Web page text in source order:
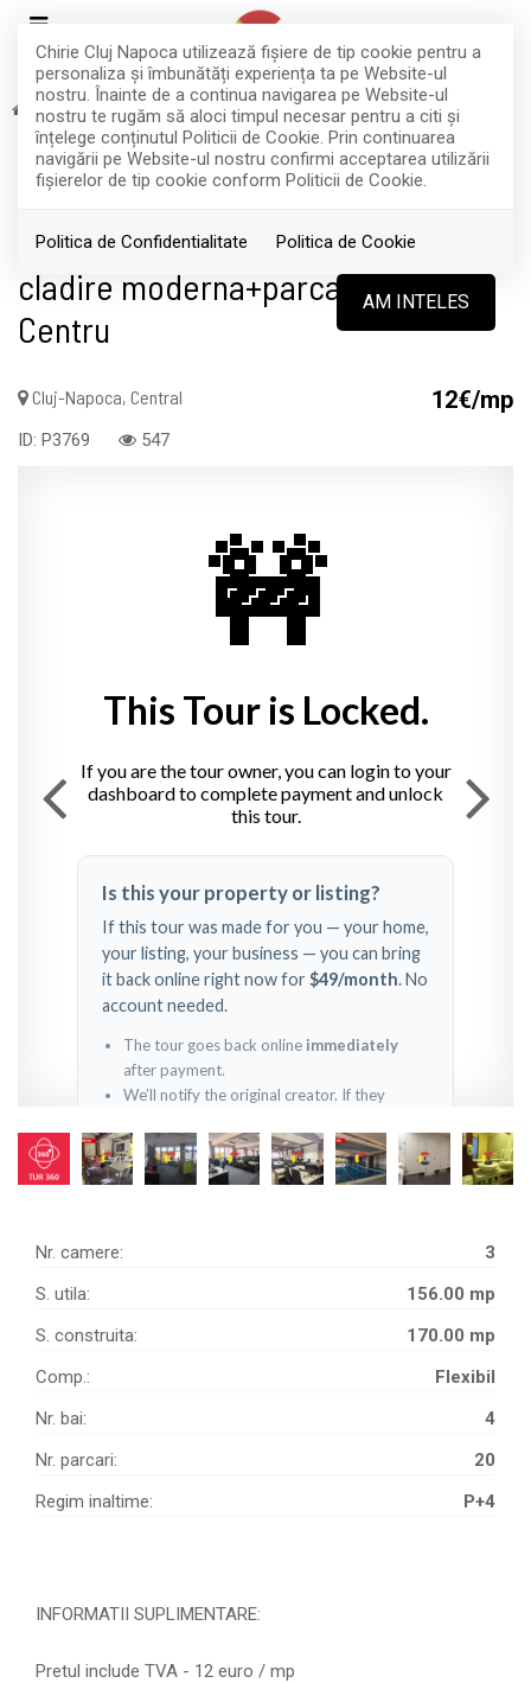
Chirie Cluj Napoca utilizează fişiere de tip cookie pentru a
personaliza și îmbunătăți experiența ta pe Website-ul
nostru. Înainte de a continua navigarea pe Website-ul
nostru te rugăm să aloci timpul necesar pentru a citi și
înțelege conținutul Politicii de Cookie. Prin continuarea
navigării pe Website-ul nostru confirmi acceptarea utilizării
fişierelor de tip cookie conform Politicii de Cookie.
Politica de Confidentialitate Politica de Cookie
AM INTELES
Inchiriere Spatii comerciale Cluj-Napoca Central
Acest anunt nu mai este activ !
Spatii la cheie ptr IT sau gym,
cladire moderna+parcari, fix in
Centru
Cluj-Napoca, Central 12€/mp
ID: P3769 547
EXCLUSIVITATE RETRAS
Nr. camere:
3
S. utila:
156.00 mp
S. construita:
170.00 mp
Comp.:
Flexibil
Nr. bai:
4
Nr. parcari:
20
Regim inaltime:
P+4
INFORMATII SUPLIMENTARE:
Pretul include TVA - 12 euro / mp